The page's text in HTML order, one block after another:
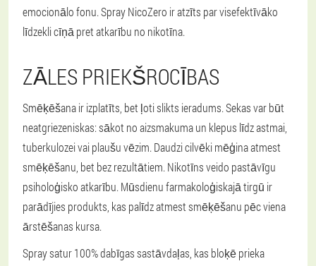
emocionālo fonu. Spray NicoZero ir atzīts par visefektīvāko
līdzekli cīņā pret atkarību no nikotīna.
ZĀLES PRIEKŠROCĪBAS
Smēķēšana ir izplatīts, bet ļoti slikts ieradums. Sekas var būt
neatgriezeniskas: sākot no aizsmakuma un klepus līdz astmai,
tuberkulozei vai plaušu vēzim. Daudzi cilvēki mēģina atmest
smēķēšanu, bet bez rezultātiem. Nikotīns veido pastāvīgu
psiholoģisko atkarību. Mūsdienu farmakoloģiskajā tirgū ir
parādījies produkts, kas palīdz atmest smēķēšanu pēc viena
ārstēšanas kursa.
Spray satur 100% dabīgas sastāvdaļas, kas bloķē prieka